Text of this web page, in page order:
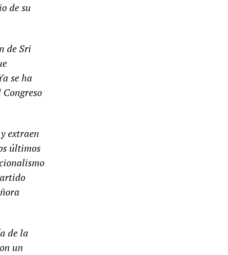
de su
de Sri
se ha
Congreso
y extraen
últimos
de la
un